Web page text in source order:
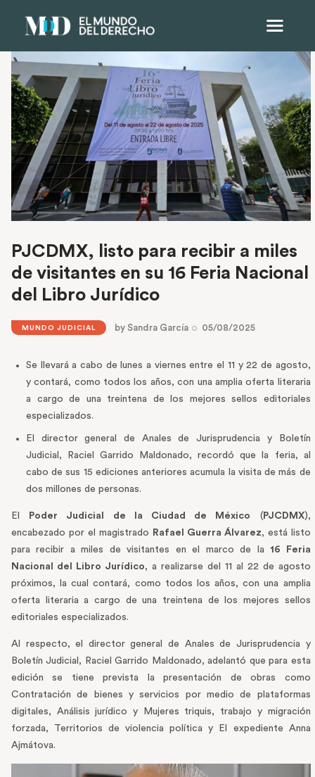
PJCDMX, listo para recibir a miles
de visitantes en su 16 Feria Nacional
del Libro Jurídico
MUNDO JUDICIAL bySandra García 05/08/2025
Se llevará a cabo de lunes a viernes entre el 11 y 22 de agosto,
y contará, como todos los años, con una amplia oferta literaria
a cargo de una treintena de los mejores sellos editoriales
especializados.
El director general de Anales de Jurisprudencia y Boletín
Judicial, Raciel Garrido Maldonado, recordó que la feria, al
cabo de sus 15 ediciones anteriores acumula la visita de más de
dos millones de personas.
El Poder Judicial de la Ciudad de México ( PJCDMX),
encabezado por el magistrado
Rafael Guerra Álvarez, está listo
para recibir a miles de visitantes en el marco de la16 Feria
Nacional del Libro Jurídico, a realizarse del 11 al 22 de agosto
próximos, la cual contará, como todos los años, con una amplia
oferta literaria a cargo de una treintena de los mejores sellos
editoriales especializados.
Al respecto, el director general de Anales de Jurisprudencia y
Boletín Judicial, Raciel Garrido Maldonado, adelantó que para esta
edición se tiene prevista la presentación de obras como
Contratación de bienes y servicios por medio de plataformas
digitales, Análisis jurídico y Mujeres triquis, trabajo y migración
forzada, Territorios de violencia política y El expediente Anna
Ajmátova.